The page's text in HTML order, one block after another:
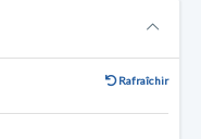
Rafraîchir